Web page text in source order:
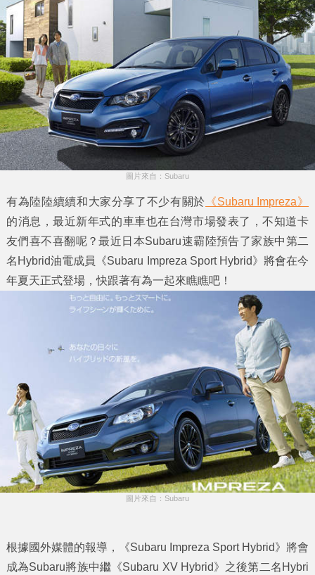
圖片來自：Subaru
有為陸陸續續和大家分享了不少有關於
《Subaru Impreza》
的消息，最近新年式的車車也在台灣市場發表了，不知道卡
友們喜不喜翻呢？最近日本Subaru速霸陸預告了家族中第二
名Hybrid油電成員
《Subaru Impreza Sport Hybrid》 將會在今
年夏天正式登場，快跟著有為一起來瞧瞧吧！
圖片來自：Subaru
根據國外媒體的報導，《Subaru Impreza Sport Hybrid》將會
成為Subaru將族中繼《Subaru XV Hybrid》之後第二名Hybri